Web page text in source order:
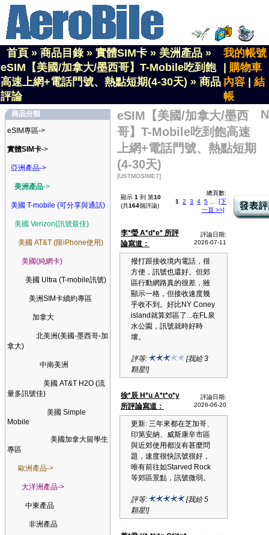
首頁 » 商品目錄» 實體SIM卡 » 美洲產品 »
eSIM【美國/加拿大/墨西哥】T-Mobile吃到飽
高速上網+電話門號、熱點短期(4-30天) » 商品
評論
我的帳號
購物車
內容
結
帳
商品分類
eSIM專區->
實體SIM卡->
亞洲產品->
美洲產品->
美國 T-mobile (可分享與通話)
美國 Verizon(訊號最佳)
美國 AT&T (限iPhone使用)
美國(純網卡)
美國 Ultra (T-mobile訊號)
美洲SIM卡續約專區
加拿大
北美洲(美國-墨西哥-加
拿大)
中南美洲
美國 AT&T H2O (流
量多訊號佳)
美國 Simple
Mobile
美國加拿大留學生
專區
歐洲產品->
大洋洲產品->
中東產品
非洲產品
eSIM【美國/加拿大/墨西
哥】T-Mobile吃到飽高速
上網+電話門號、熱點短期
(4-30天)
[USTMOSIME7]
顯示 1 到 第10
(共164個評論)
總頁數:
1
2 3 4 5
[下
一頁 >>]
李*瑩 A*d*e* 所評
論寫道：
評論日期:
2026-07-11
撥打跟接收境內電話，很
方便，訊號也還好。但郊
區行動網路真的很差，雖
顯示一格，但接收速度幾
乎收不到。好比NY Coney
island就算郊區了...在FL泉
水公園，訊號就時好時
壞。
評等:
[我給 3
顆星!]
徐*辰 H*u A*t*o*y
所評論寫道：
評論日期:
2026-06-20
更新: 三年來都在芝加哥、
印第安納、威斯康辛市區
與近郊使用都沒有甚麼問
題，速度很快訊號很好，
唯有前往如Starved Rock
等郊區景點，訊號微弱。
評等:
[我給 5
顆星!]